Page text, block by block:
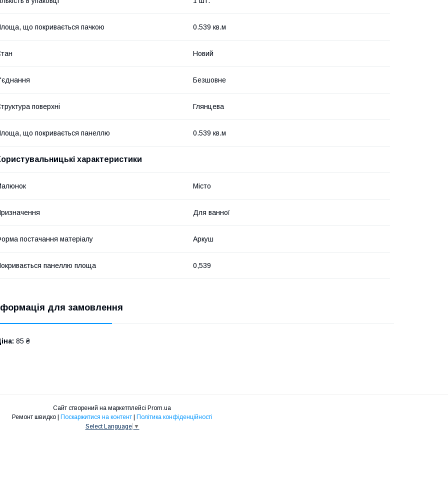
що покривається пачкою 0.539 кв.м
Новий
Безшовне
поверхні Глянцева
що покривається панеллю 0.539 кв.м
характеристики
Місто
Для ванної
постачання матеріалу Аркуш
панеллю площа 0,539
для замовлення
85 ₴
Сайт створений на маркетплейсі Prom.ua
Ремонт швидко | Поскаржитися на контент | Політика конфіденційності
Select Language ▼